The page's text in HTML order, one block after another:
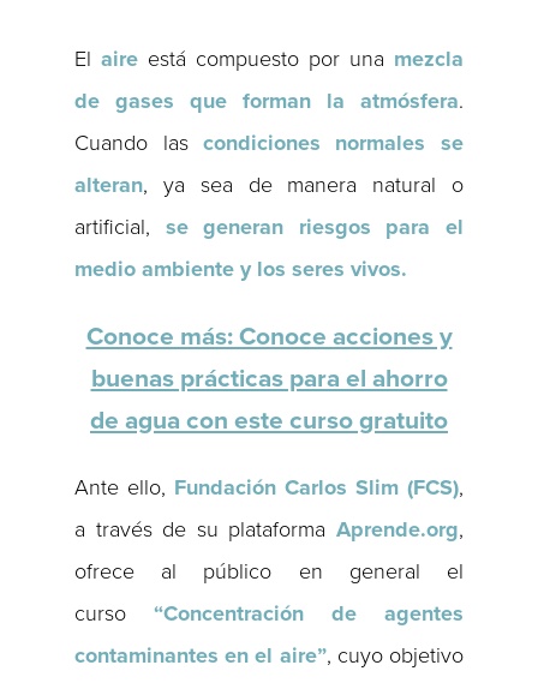
Elaire está compuesto por una mezcla
de gases que forman la atmósfera.
Cuando las condiciones normales se
alteran, ya sea de manera natural o
artificial, se generan riesgos para el
medio ambiente y los seres vivos.
Conoce más: Conoce acciones y
buenas prácticas para el ahorro
de agua con este curso gratuito
Ante ello, Fundación Carlos Slim (FCS),
a través de su plataforma Aprende.org,
ofrece al público en general el
curso“Concentración de agentes
contaminantes en el aire”, cuyo objetivo